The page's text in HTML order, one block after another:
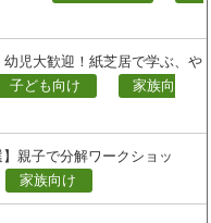
幼児大歓迎！紙芝居で学ぶ、や
子ども向け
家族向
】親子で分解ワークショッ
家族向け